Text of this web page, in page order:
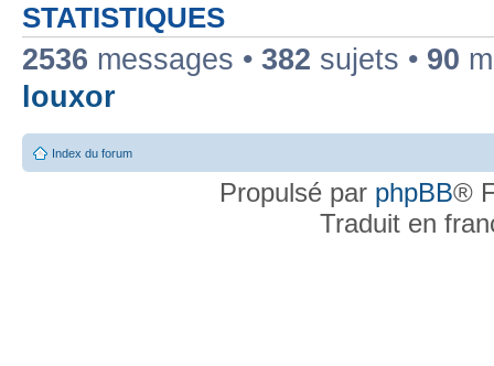
STATISTIQUES
2536 messages • 382 sujets • 90
louxor
Index du forum
Propulsé par phpBB®
Traduit en